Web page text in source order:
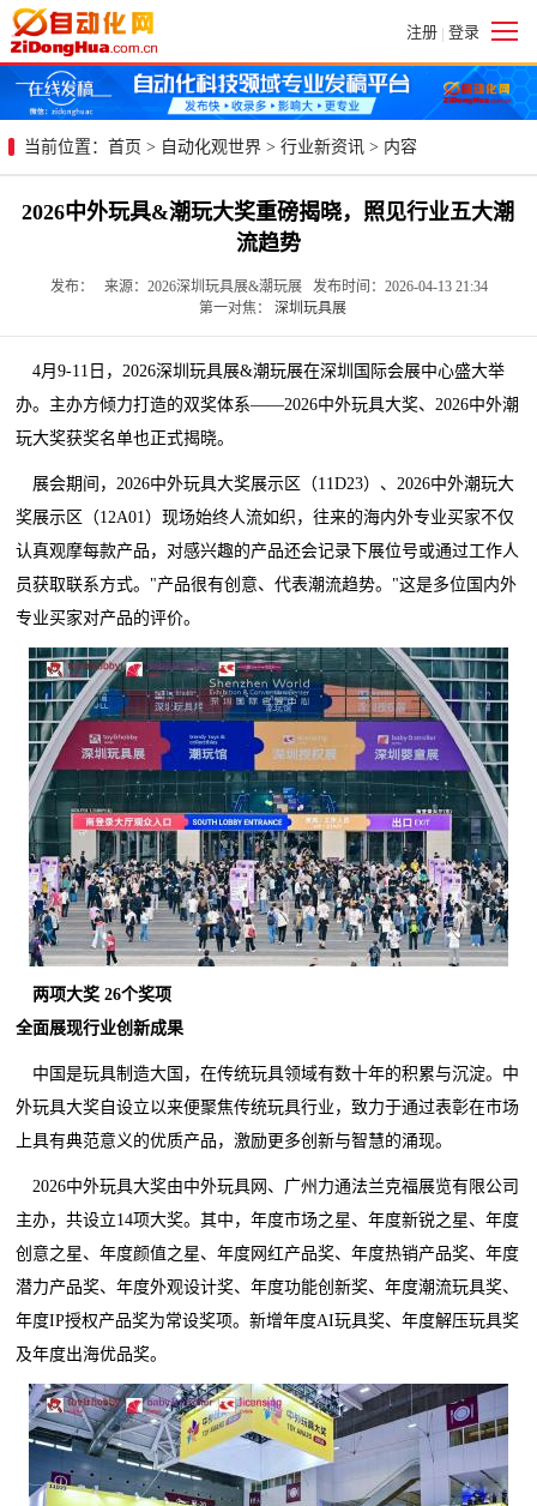
注册 | 登录
当前位置： 首页 > 自动化观世界 > 行业新资讯 > 内容
2026中外玩具&潮玩大奖重磅揭晓，照见行业五大潮
流趋势
发布： 来源：2026深圳玩具展&潮玩展 发布时间：2026-04-13 21:34
第一对焦： 深圳玩具展
4月9-11日，2026深圳玩具展&潮玩展在深圳国际会展中心盛大举
办。主办方倾力打造的双奖体系——2026中外玩具大奖、2026中外潮
玩大奖获奖名单也正式揭晓。
展会期间，2026中外玩具大奖展示区（11D23）、2026中外潮玩大
奖展示区（12A01）现场始终人流如织，往来的海内外专业买家不仅
认真观摩每款产品，对感兴趣的产品还会记录下展位号或通过工作人
员获取联系方式。"产品很有创意、代表潮流趋势。"这是多位国内外
专业买家对产品的评价。
两项大奖26个奖项
全面展现行业创新成果
中国是玩具制造大国，在传统玩具领域有数十年的积累与沉淀。中
外玩具大奖自设立以来便聚焦传统玩具行业，致力于通过表彰在市场
上具有典范意义的优质产品，激励更多创新与智慧的涌现。
2026中外玩具大奖由中外玩具网、广州力通法兰克福展览有限公司
主办，共设立14项大奖。其中，年度市场之星、年度新锐之星、年度
创意之星、年度颜值之星、年度网红产品奖、年度热销产品奖、年度
潜力产品奖、年度外观设计奖、年度功能创新奖、年度潮流玩具奖、
年度IP授权产品奖为常设奖项。新增年度AI玩具奖、年度解压玩具奖
及年度出海优品奖。